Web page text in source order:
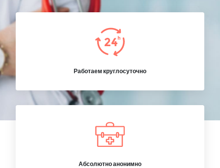
Работаем круглосуточно
Абсолютно анонимно